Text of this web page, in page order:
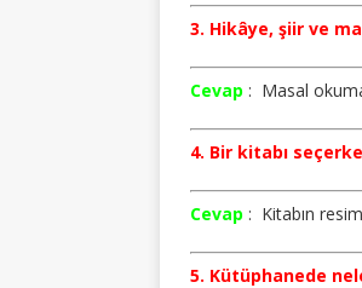
3. Hikâye, şiir ve
Cevap : Masal
4. Bir kitabı
Cevap : Kitabın
5. Kütüphanede